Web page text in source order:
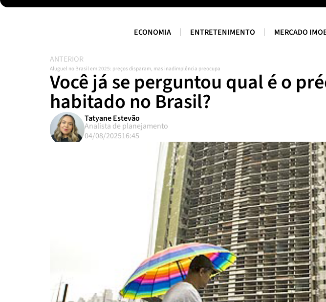
ECONOMIA ENTRETENIMENTO MERCADO
ANTERIOR
Aluguel no Brasil em 2025: preços disparam, mas inadimplência preocupa
Você já se perguntou qual é o
habitado no Brasil?
Tatyane Estevão
Analista de planejamento
04/08/202516:45